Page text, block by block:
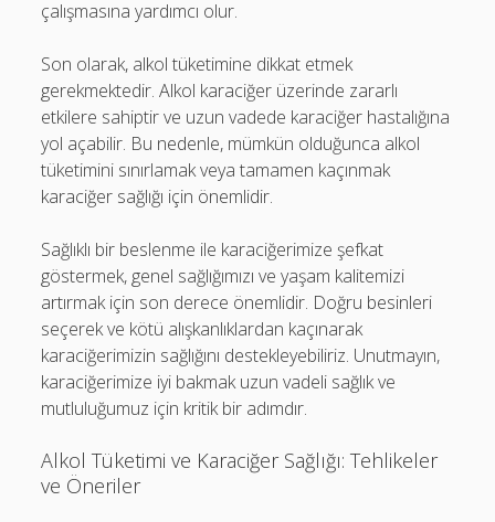
çalışmasına yardımcı olur.
Son olarak, alkol tüketimine dikkat etmek
gerekmektedir. Alkol karaciğer üzerinde zararlı
etkilere sahiptir ve uzun vadede karaciğer hastalığına
yol açabilir. Bu nedenle, mümkün olduğunca alkol
tüketimini sınırlamak veya tamamen kaçınmak
karaciğer sağlığı için önemlidir.
Sağlıklı bir beslenme ile karaciğerimize şefkat
göstermek, genel sağlığımızı ve yaşam kalitemizi
artırmak için son derece önemlidir. Doğru besinleri
seçerek ve kötü alışkanlıklardan kaçınarak
karaciğerimizin sağlığını destekleyebiliriz. Unutmayın,
karaciğerimize iyi bakmak uzun vadeli sağlık ve
mutluluğumuz için kritik bir adımdır.
Alkol Tüketimi ve Karaciğer Sağlığı: Tehlikeler
ve Öneriler